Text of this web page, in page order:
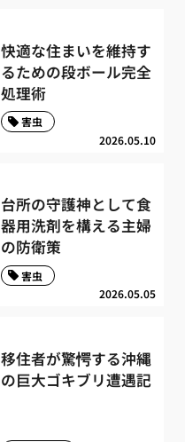
快適な住まいを維持す
るための段ボール完全
処理術
2026.05.10
害虫
台所の守護神として食
器用洗剤を構える主婦
の防衛策
2026.05.05
害虫
移住者が驚愕する沖縄
の巨大ゴキブリ遭遇記